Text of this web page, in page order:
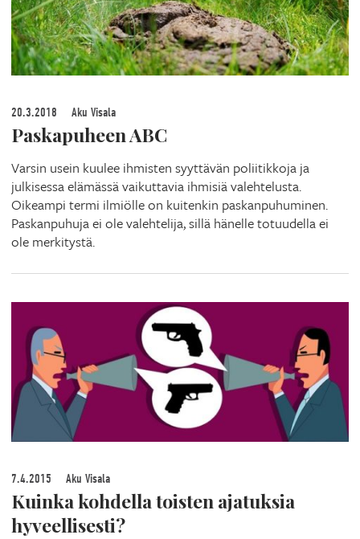
20.3.2018 Aku Visala
Paskapuheen ABC
Varsin usein kuulee ihmisten syyttävän poliitikkoja ja
julkisessa elämässä vaikuttavia ihmisiä valehtelusta.
Oikeampi termi ilmiölle on kuitenkin paskanpuhuminen.
Paskanpuhuja ei ole valehtelija, sillä hänelle totuudella ei
ole merkitystä.
7.4.2015 Aku Visala
Kuinka kohdella toisten ajatuksia
hyveellisesti?